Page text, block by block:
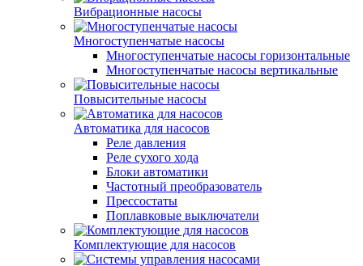
Вибрационные насосы
Многоступенчатые насосы
Многоступенчатые насосы горизонтальные
Многоступенчатые насосы вертикальные
Повысительные насосы
Автоматика для насосов
Реле давления
Реле сухого хода
Блоки автоматики
Частотный преобразователь
Прессостаты
Поплавковые выключатели
Комплектующие для насосов